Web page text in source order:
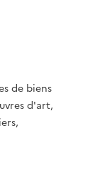
de biens
d'art,